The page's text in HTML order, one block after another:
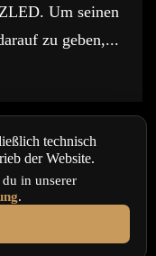
Um seinen
zu geben,...
technisch
der Website.
in unserer
.